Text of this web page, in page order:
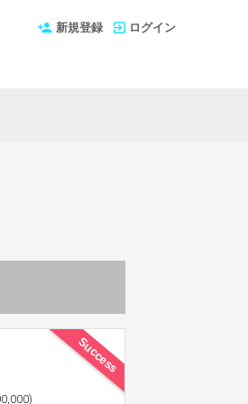
新規登録 ログイン
Success